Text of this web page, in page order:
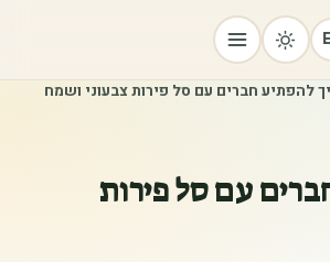
להפתיע חברים עם סל פירות צבעוני ושמח
עם סל פירות